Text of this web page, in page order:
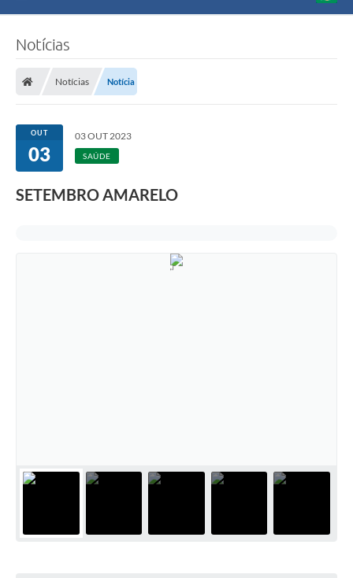
Notícias
Notícias Notícia
OUT
03
03 OUT 2023
SAÚDE
SETEMBRO AMARELO